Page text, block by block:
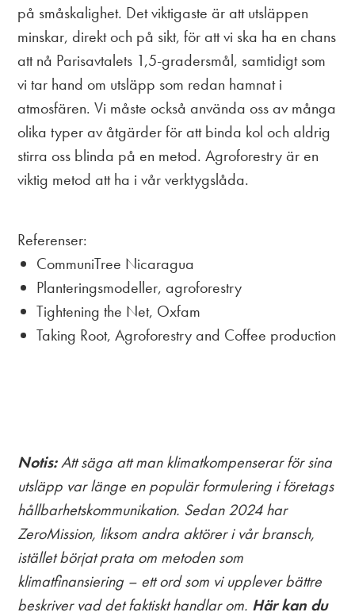
på småskalighet. Det viktigaste är att utsläppen
minskar, direkt och på sikt, för att vi ska ha en chans
att nå Parisavtalets 1,5-gradersmål, samtidigt som
vi tar hand om utsläpp som redan hamnat i
atmosfären. Vi måste också använda oss av många
olika typer av åtgärder för att binda kol och aldrig
stirra oss blinda på en metod. Agroforestry är en
viktig metod att ha i vår verktygslåda.
Referenser:
CommuniTree Nicaragua
Planteringsmodeller, agroforestry
Tightening the Net, Oxfam
Taking Root, Agroforestry and Coffee production
Notis:Att säga att man klimatkompenserar för sina
utsläpp var länge en populär formulering i företags
hållbarhetskommunikation. Sedan 2024 har
ZeroMission, liksom andra aktörer i vår bransch,
istället börjat prata om metoden som
klimatfinansiering – ett ord som vi upplever bättre
beskriver vad det faktiskt handlar om. Här kan du